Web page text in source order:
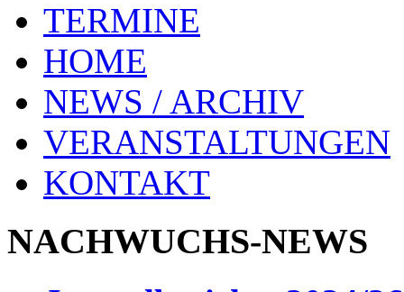
TERMINE
HOME
NEWS / ARCHIV
VERANSTALTUNGEN
KONTAKT
NACHWUCHS-NEWS